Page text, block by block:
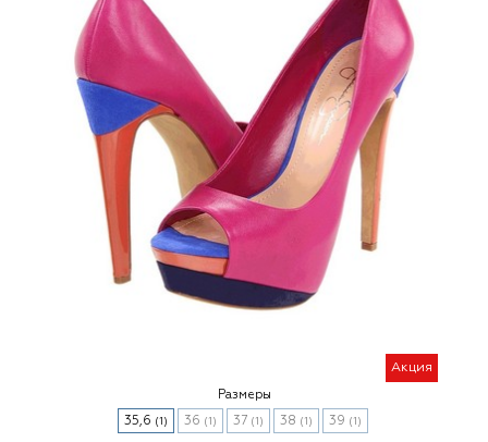
Акция
Размеры
35,6 (1) 36 (1) 37 (1) 38 (1) 39 (1)